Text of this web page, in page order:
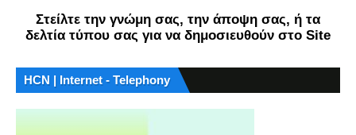
Στείλτε την γνώμη σας, την άποψη σας, ή τα
δελτία τύπου σας για να δημοσιευθούν στο Site
HCN | Internet - Telephony